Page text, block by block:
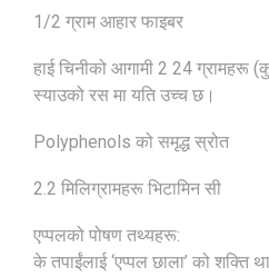
1/2 ग्राम आहार फाइबर
हाई चिनीको आगामी 2 24 ग्रामहरू
स्याउको रस मा यति उच्च छ।
Polyphenols को समृद्ध स्रोत
2.2 मिलिग्रामहरू भिटामिन सी
एप्पलको पोषण तथ्यहरू:
के तपाईंलाई ‘एप्पल छाला’ को शक्ति